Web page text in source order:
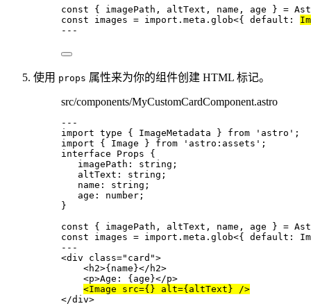
const { imagePath , altText , name , age } =
const images = import. meta . glob<{ default :
---
使用 props 属性来为你的组件创建 HTML 标记。
src/components/MyCustomCardComponent.astro
---
import type { ImageMetadata } from ' astro ' ;
import { Image } from ' astro:assets ' ;
interface Props {
imagePath : string ;
altText : string ;
name : string ;
age : number ;
}
const { imagePath , altText , name , age } =
const images = import. meta . glob<{ default :
---
<div class=" card ">
<h2>{ name }</ h2>
<p>Age: { age }</p>
<Image src={} alt={ altText } />
</div>